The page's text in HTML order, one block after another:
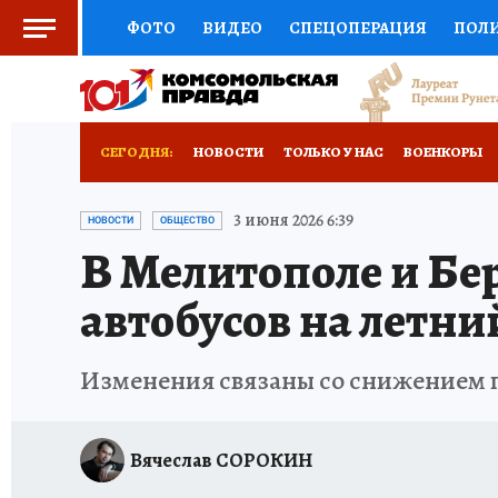
ФОТО ВИДЕО СПЕЦОПЕРАЦИЯ
СОЦПОДДЕРЖКА НАУКА СПОРТ
ПРЕСС-ЦЕНТР
РАДИО КП НОВОЕ
СЕГОДНЯ: НОВОСТИ ТОЛЬКО У НАС ВОЕНКОРЫ
ИСПЫТАНО НА СЕБЕ
НОВОСТИ ОБЩЕСТВО 3 июня 2026 6:39
В Мелитополе и
автобусов на
Изменения связаны со снижением
Вячеслав СОРОКИН